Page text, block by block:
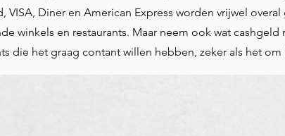
VISA, Diner en American Express worden vrijwel
winkels en restaurants. Maar neem ook wat
die het graag contant willen hebben, zeker als het